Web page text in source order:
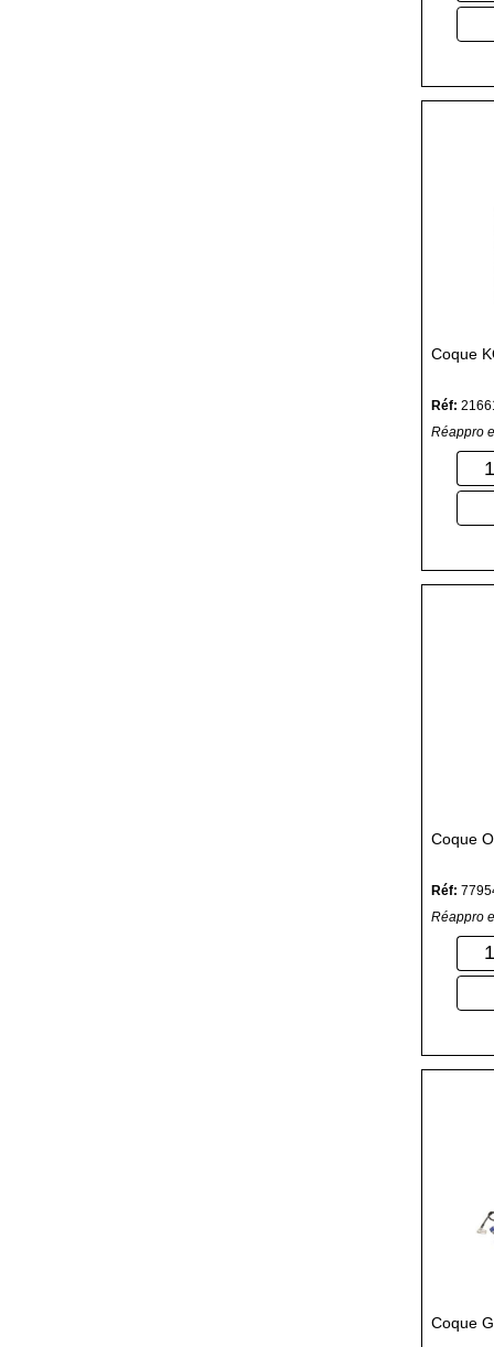
Coque
Réf:
Réappro
Coque
Réf:
Réappro
Coque